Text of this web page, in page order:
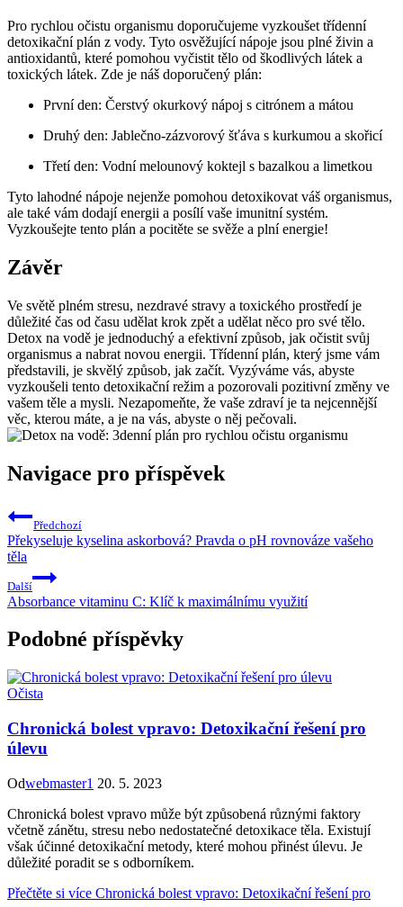
Pro rychlou očistu organismu doporučujeme⁤ vyzkoušet třídenní
detoxikační plán ⁢z vody. Tyto‌ osvěžující nápoje jsou plné živin a​
antioxidantů, které⁢ pomohou ⁢vyčistit tělo od ‍škodlivých látek ⁤a
toxických látek.⁣ Zde je‌ náš doporučený⁣ plán:
První ⁣den: Čerstvý okurkový nápoj s citrónem a mátou
Druhý ​den: Jablečno-zázvorový šťáva s ​kurkumou a skořicí
Třetí⁤ den: ​Vodní melounový koktejl s bazalkou ⁢a limetkou
Tyto lahodné nápoje nejenže pomohou⁣ detoxikovat váš organismus,
ale také ⁣vám dodají energii a posílí vaše imunitní systém.
‌Vyzkoušejte tento plán a pocitěte ⁣se svěže a plní energie!
Závěr
Ve světě plném stresu, nezdravé stravy a ⁣toxického prostředí je‌
důležité ‌čas od času ​udělat krok zpět a udělat⁤ něco pro ⁤své tělo.
Detox‌ na vodě je jednoduchý a efektivní‍ způsob, jak očistit ‍svůj ​
organismus⁤ a⁢ nabrat ⁣novou energii. ⁣Třídenní ‌plán, který jsme vám
představili, je skvělý způsob,⁤ jak začít. Vyzýváme vás, abyste⁣
vyzkoušeli tento detoxikační režim a ⁤pozorovali pozitivní změny⁤ ve
vašem těle a mysli. Nezapomeňte, že vaše zdraví‌ je ta nejcennější
věc, kterou máte, a je na​ vás, abyste o⁤ něj pečovali.
Navigace pro příspěvek
Předchozí
Překyseluje kyselina askorbová? Pravda o pH rovnováze vašeho
těla
Další
Absorbance vitaminu C: Klíč k maximálnímu využití
Podobné příspěvky
Očista
Chronická bolest vpravo: Detoxikační řešení pro
úlevu
Odwebmaster1 20. 5. 2023
Chronická bolest vpravo může být způsobená různými faktory
včetně zánětu, stresu nebo nedostatečné detoxikace těla. Existují
však účinné detoxikační metody, které mohou přinést úlevu. Je
důležité poradit se s odborníkem.
Přečtěte si více Chronická bolest vpravo: Detoxikační řešení pro